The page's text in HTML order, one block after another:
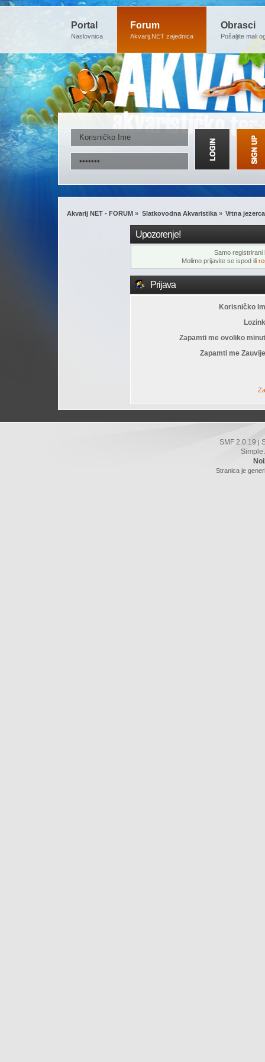
Portal
Naslovnica
Forum
Akvarij.NET zajednica
Obrasci
Pošaljite mali
Akvarij NET - FORUM » Slatkovodna Akvaristika» Vrtna
Upozorenje!
Samo registrirani
Molimo prijavite se ispod ili
Prijava
Korisničko
Zapamti me ovoliko
Zapamti me
SMF 2.0.19
Simple
Stranica je